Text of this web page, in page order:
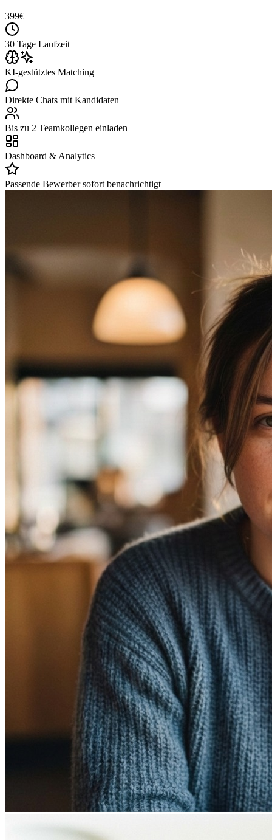
399€
30 Tage Laufzeit
KI-gestütztes Matching
Direkte Chats mit Kandidaten
Bis zu 2 Teamkollegen einladen
Dashboard & Analytics
Passende Bewerber sofort benachrichtigt